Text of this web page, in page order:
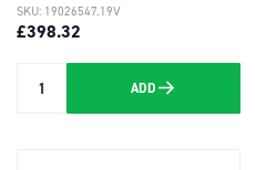
£398.32
SKU: 19026547.19V
Quantity ADD